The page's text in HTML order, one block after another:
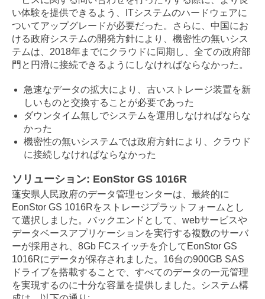
い体験を提供できるよう、ITシステムのハードウェアに
ついてアップグレードが必要だった。さらに、中国にお
ける政府システムの開発方針により、機密性の無いシス
テムは、2018年までにクラウドに同期し、全ての政府部
門と円滑に接続できるようにしなければならなかった。
急速なデータの拡大により、古いストレージ装置を新
しいものと交換することが必要であった
ダウンタイム無しでシステムを運用しなければならな
かった
機密性の無いシステムでは政府方針により、クラウド
に接続しなければならなかった
ソリューション: EonStor GS 1016R
蓬安県人民政府のデータ管理センターは、最終的に
EonStor GS 1016Rをストレージプラットフォームとし
て選択しました。バックエンドとして、webサービスや
データベースアプリケーションを実行する複数のサーバ
ーが採用され、8Gb FCスイッチを介してEonStor GS
1016Rにデータが保存されました。16台の900GB SAS
ドライブを搭載することで、すべてのデータの一元管理
を実現するのに十分な容量を提供しました。システム構